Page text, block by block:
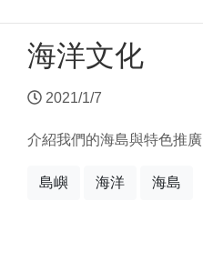
海洋文化
2021/1/7
介紹我們的海島與特色推廣
島嶼 海洋 海島